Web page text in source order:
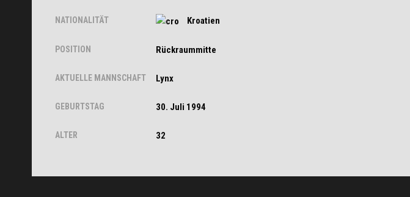
NATIONALITÄT Kroatien
POSITION Rückraummitte
AKTUELLE MANNSCHAFT Lynx
GEBURTSTAG 30. Juli 1994
ALTER 32